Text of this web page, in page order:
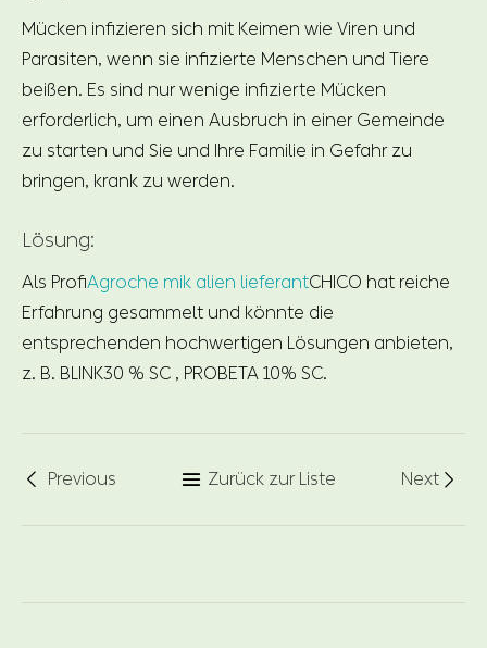
Mücken infizieren sich mit Keimen wie Viren und
Parasiten, wenn sie infizierte Menschen und Tiere
beißen. Es sind nur wenige infizierte Mücken
erforderlich, um einen Ausbruch in einer Gemeinde
zu starten und Sie und Ihre Familie in Gefahr zu
bringen, krank zu werden.
Lösung:
Als ProfiAgroche mik alien lieferantCHICO hat reiche
Erfahrung gesammelt und könnte die
entsprechenden hochwertigen Lösungen anbieten,
z. B. BLINK30 % SC , PROBETA 10% SC.
 Previous  Zurück zur Liste Next 